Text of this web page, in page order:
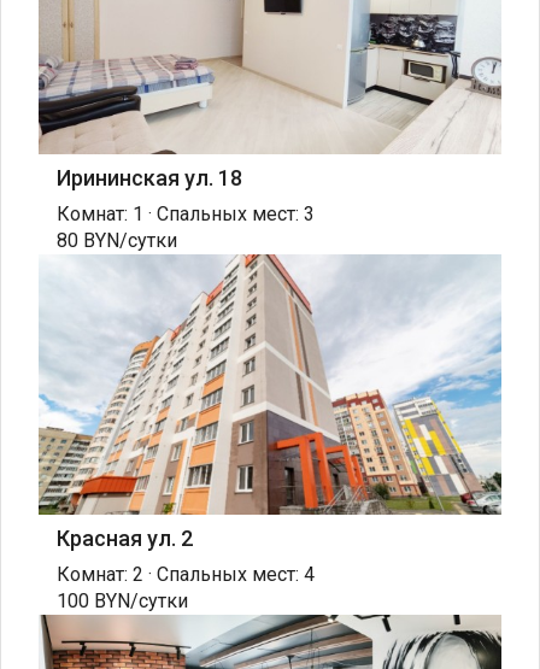
Ирининская ул. 18
Комнат: 1 · Спальных мест: 3
80 BYN/сутки
Красная ул. 2
Комнат: 2 · Спальных мест: 4
100 BYN/сутки